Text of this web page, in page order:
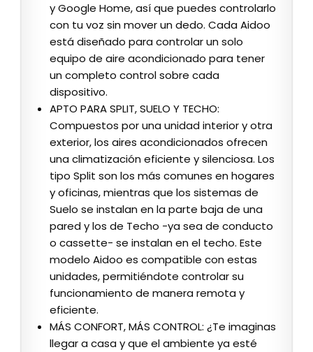
y Google Home, así que puedes controlarlo
con tu voz sin mover un dedo. Cada Aidoo
está diseñado para controlar un solo
equipo de aire acondicionado para tener
un completo control sobre cada
dispositivo.
APTO PARA SPLIT, SUELO Y TECHO:
Compuestos por una unidad interior y otra
exterior, los aires acondicionados ofrecen
una climatización eficiente y silenciosa. Los
tipo Split son los más comunes en hogares
y oficinas, mientras que los sistemas de
Suelo se instalan en la parte baja de una
pared y los de Techo -ya sea de conducto
o cassette- se instalan en el techo. Este
modelo Aidoo es compatible con estas
unidades, permitiéndote controlar su
funcionamiento de manera remota y
eficiente.
MÁS CONFORT, MÁS CONTROL: ¿Te imaginas
llegar a casa y que el ambiente ya esté